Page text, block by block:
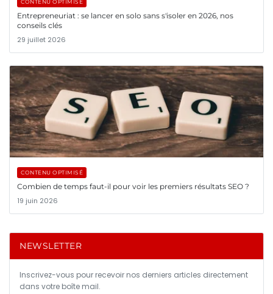
CONTENU OPTIMISÉ
Entrepreneuriat : se lancer en solo sans s'isoler en 2026, nos
conseils clés
29 juillet 2026
CONTENU OPTIMISÉ
Combien de temps faut-il pour voir les premiers résultats SEO ?
19 juin 2026
NEWSLETTER
Inscrivez-vous pour recevoir nos derniers articles directement
dans votre boîte mail.